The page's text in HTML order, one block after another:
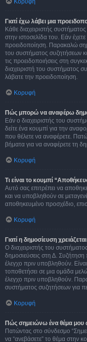
Κορυφή
Γιατί έχω λάβει μια
Κάθε διαχειριστής
στην ιστοσελίδα του. Εάν
προειδοποίηση. Παρακαλώ
του συστήματος συζητήσεων
τις προειδοποιήσεις στη
διαχειριστή του συστήματος
λάβατε την προειδοποίηση.
Κορυφή
Πώς μπορώ να αναφέρω
Εάν ο διαχειριστής του
δείτε ένα κουμπί για την
που θέλετε να αναφέρετε.
βήματα για να αναφέρετε τη
Κορυφή
Τι είναι το κουμπί
Αυτό σας επιτρέπει να
και να υποβληθούν σε
αποθηκευμένο προσχέδιο,
Κορυφή
Γιατί η δημοσίευση
Ο διαχειριστής του
δημοσιεύσεις στη Δ. Συζήτηση
έλεγχο πριν υποβληθούν.
τοποθετήσει σε μια ομάδα
έλεγχο πριν υποβληθούν.
συστήματος συζητήσεων για
Κορυφή
Πώς σημειώνω ένα θέμα μου
Πατώντας στο σύνδεσμο
να “ανεβάσετε” το θέμα στην